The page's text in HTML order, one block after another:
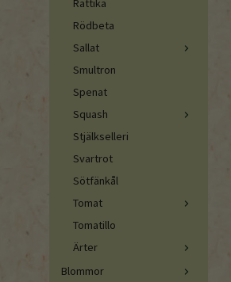
Rättika
Rödbeta
Sallat
Smultron
Spenat
Squash
Stjälkselleri
Svartrot
Sötfänkål
Tomat
Tomatillo
Ärter
Blommor